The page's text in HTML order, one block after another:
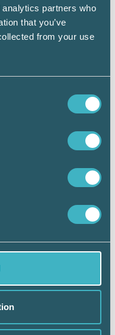
partners who
that you’ve
from your use
som
Ludvig & Co
och